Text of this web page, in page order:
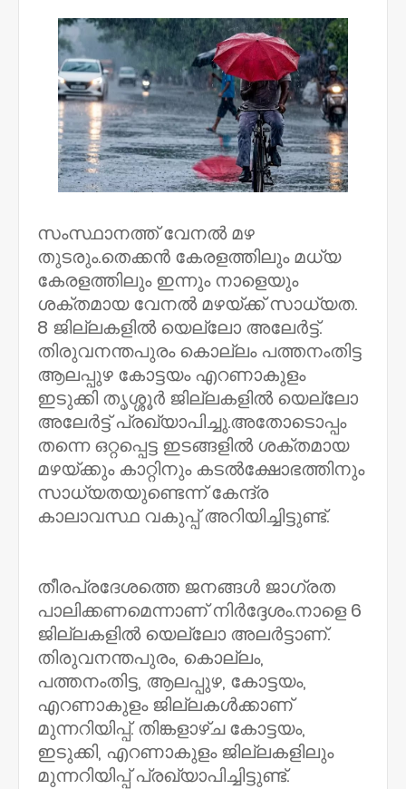
സംസ്ഥാനത്ത് വേനൽ മഴ
തുടരും.തെക്കൻ കേരളത്തിലും മധ്യ
കേരളത്തിലും ഇന്നും നാളെയും
ശക്തമായ വേനൽ മഴയ്ക്ക് സാധ്യത.
8 ജില്ലകളിൽ യെല്ലോ അലേർട്ട്.
തിരുവനന്തപുരം കൊല്ലം പത്തനംതിട്ട
ആലപ്പുഴ കോട്ടയം എറണാകുളം
ഇടുക്കി തൃശ്ശൂർ ജില്ലകളിൽ യെല്ലോ
അലേർട്ട് പ്രഖ്യാപിച്ചു.അതോടൊപ്പം
തന്നെ ഒറ്റപ്പെട്ട ഇടങ്ങളിൽ ശക്തമായ
മഴയ്ക്കും കാറ്റിനും കടൽക്ഷോഭത്തിനും
സാധ്യതയുണ്ടെന്ന് കേന്ദ്ര
കാലാവസ്ഥ വകുപ്പ് അറിയിച്ചിട്ടുണ്ട്.
തീരപ്രദേശത്തെ ജനങ്ങൾ ജാഗ്രത
പാലിക്കണമെന്നാണ് നിർദ്ദേശം.നാളെ 6
ജില്ലകളിൽ യെല്ലോ അലർട്ടാണ്.
തിരുവനന്തപുരം, കൊല്ലം,
പത്തനംതിട്ട, ആലപ്പുഴ, കോട്ടയം,
എറണാകുളം ജില്ലകൾക്കാണ്
മുന്നറിയിപ്പ്. തിങ്കളാഴ്ച കോട്ടയം,
ഇടുക്കി, എറണാകുളം ജില്ലകളിലും
മുന്നറിയിപ്പ് പ്രഖ്യാപിച്ചിട്ടുണ്ട്.